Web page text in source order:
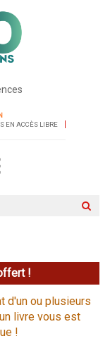
EN ACCÈS LIBRE
!
d'un ou plusieurs
livre vous est
!